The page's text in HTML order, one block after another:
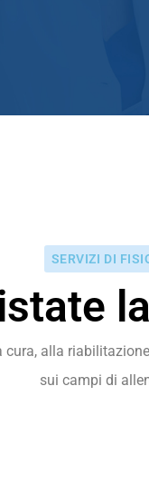
SERVIZI DI
alla
sui campi di